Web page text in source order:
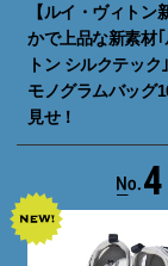
【ルイ・ヴィトン
かで上品な新素材｢
トン シルクテック
モノグラムバッグ
見せ！
4